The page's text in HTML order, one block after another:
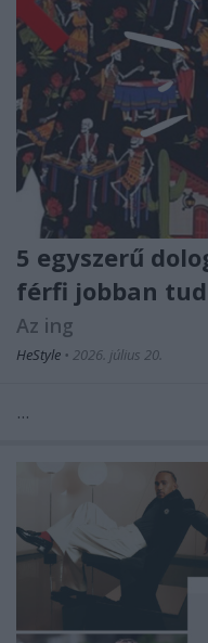
5 egyszerű
férfi jobban
Az ing
HeStyle • 2026. július 20.
...